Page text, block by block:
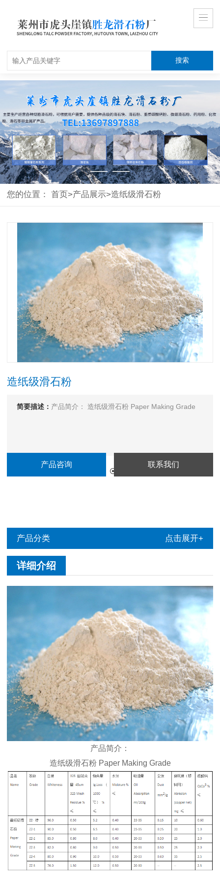
搜索
您的位置： 首页>产品展示>造纸级滑石粉
造纸级滑石粉
简要描述： 产品简介： 造纸级滑石粉 Paper Making Grade
2020-12-27
产品咨询 联系我们
产品分类 点击展开+
详细介绍
产品简介：
造纸级滑石粉 Paper Making Grade